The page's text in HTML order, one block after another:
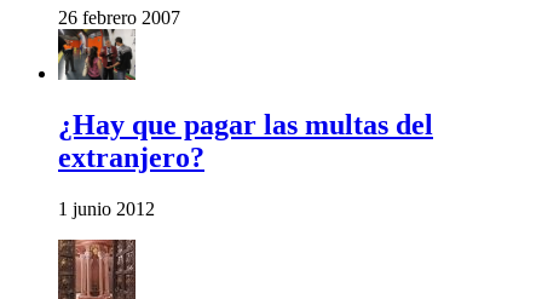
26 febrero 2007
¿Hay que pagar las multas del
extranjero?
1 junio 2012